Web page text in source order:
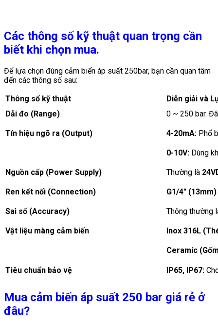
Các thông số kỹ thuật quan trọng cần
biết khi chọn mua.
Để lựa chọn đúng cảm biến áp suất 250bar, bạn cần quan tâm
đến các thông số sau:
Thông số kỹ thuật
Diễn giải và
Dải đo (Range)
0 ~ 250 bar.
Tín hiệu ngõ ra (Output) 4-20mA: Phổ
0-10V: Dùng
Nguồn cấp (Power Supply) Thường là
Ren kết nối (Connection) G1/4″ (13mm)
Sai số (Accuracy) Thông thường
Vật liệu màng cảm biến Inox 316L
Ceramic
Tiêu chuẩn bảo vệ IP65, IP67:
Mua cảm biến áp suất 250 bar giá rẻ ở
đâu?